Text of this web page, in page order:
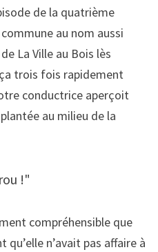
de la quatrième
au nom aussi
La Ville au Bois lès
trois fois rapidement
conductrice aperçoit
au milieu de la
!"
compréhensible que
qu’elle n’avait pas affaire à